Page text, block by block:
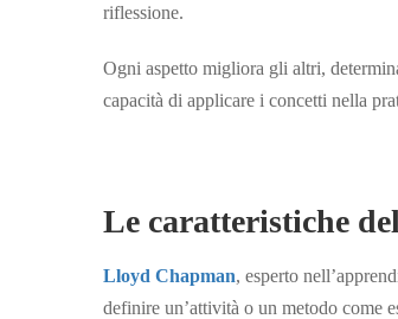
riflessione.
Ogni aspetto migliora gli altri,
capacità di applicare i concetti nella
Le caratteristiche
Lloyd Chapman, esperto
definire un’attività o un metodo come